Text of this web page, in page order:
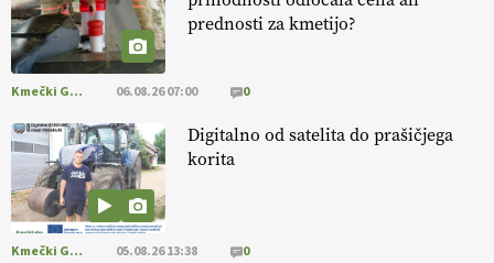
[EKOloško = LOGIČNO ]
Danes ni pomembna le količina hrane,
ampak tudi način njene pridelave
@EUAgri #imcap #cap #blog https://t.co/2sllAmcKwG
[EKOloško = LOGIČNO
prilagojene sorte
so temelj uspešne ekološke pridelave.
https://t.co/OQSsax7l8V @EUAgri #IMCAP #CAP
https://t.co/PAL0zlhVia
prednosti za kmetijo?
Kmečki Glas 06.08.26 07:00 0
Digitalno od satelita do prašičjega
korita
Kmečki Glas 05.08.26 13:38 0